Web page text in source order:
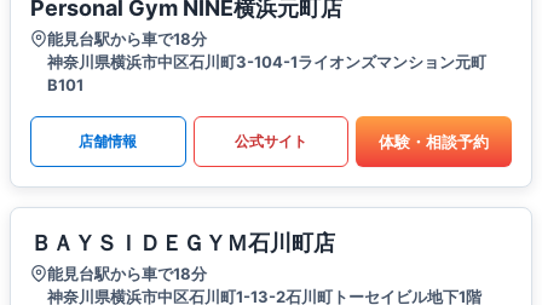
Personal Gym NINE横浜元町店
能見台駅から車で18分
神奈川県横浜市中区石川町3-104-1ライオンズマンション元町
B101
店舗情報 公式サイト 体験・相談予約
ＢＡＹＳＩＤＥＧＹＭ石川町店
能見台駅から車で18分
神奈川県横浜市中区石川町1-13-2石川町トーセイビル地下1階